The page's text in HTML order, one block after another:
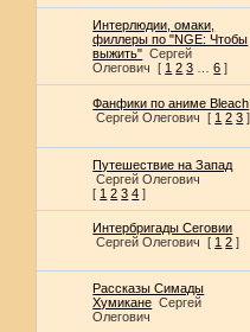
Интерлюдии, омаки,
филлеры по "NGE: Чтобы
выжить" Сергей
Олегович
[ 1 2 3 6 ]
Фанфики по аниме Bleach
Сергей Олегович
[ 1 2 3 ]
Путешествие на Запад
Сергей Олегович
[ 1 2 3 4 ]
Интербригады Сеговии
Сергей Олегович
[ 1 2 ]
Рассказы Симады
Хумикане Сергей
Олегович